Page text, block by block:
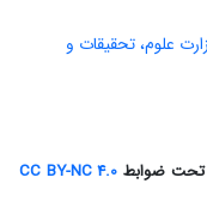
علوم، تحقیقات و
تحت ضوابط CC BY-NC 4.0